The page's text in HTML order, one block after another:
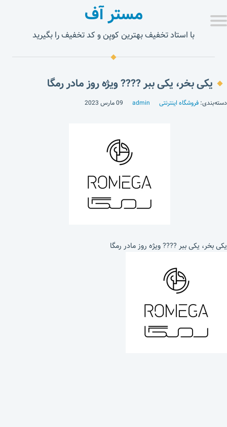
مستر آف
با استاد تخفیف بهترین کوپن و کد تخفیف را بگیرید
یکی بخر، یکی ببر ???? ویژه روز مادر رمگا
دسته‌بندی: فروشگاه اینترنتی admin 09 مارس 2023
یکی بخر، یکی ببر ???? ویژه روز مادر رمگا